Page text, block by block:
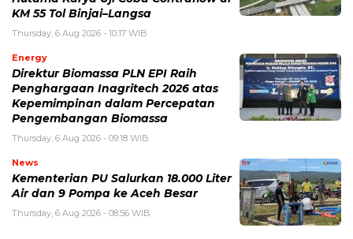
KM 55 Tol Binjai–Langsa
Thursday, 6 Aug 2026 - 10:17 WIB
Energy
Direktur Biomassa PLN EPI Raih
Penghargaan Inagritech 2026 atas
Kepemimpinan dalam Percepatan
Pengembangan Biomassa
Thursday, 6 Aug 2026 - 09:18 WIB
News
Kementerian PU Salurkan 18.000 Liter
Air dan 9 Pompa ke Aceh Besar
Thursday, 6 Aug 2026 - 08:56 WIB